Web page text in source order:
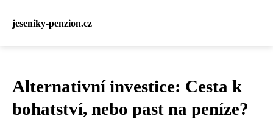
jeseniky-penzion.cz
Alternativní investice: Cesta k
bohatství, nebo past na peníze?